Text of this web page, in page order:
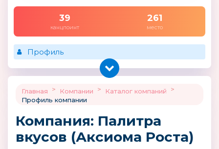
39
канцпоинт
261
место
Профиль
Главная > Компании > Каталог компаний
>
Профиль компании
Компания: Палитра
вкусов (Аксиома Роста)